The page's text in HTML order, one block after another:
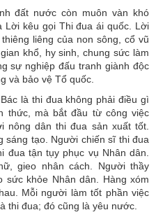
đất nước còn muôn vàn khó
Lời kêu gọi Thi đua ái quốc. Lời
liêng của non sông, cổ vũ
khổ, hy sinh, chung sức làm
sự nghiệp đấu tranh giành độc
và bảo vệ Tổ quốc.
là thi đua không phải điều gì
thức, mà bắt đầu từ công việc
nông dân thi đua sản xuất tốt.
sáng tạo. Người chiến sĩ thi đua
đua tận tụy phục vụ Nhân dân.
gieo nhân cách. Người thầy
khỏe Nhân dân. Hàng xóm
Mỗi người làm tốt phần việc
thi đua; đó cũng là yêu nước.